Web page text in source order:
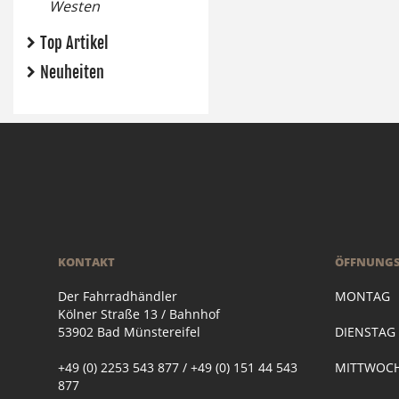
Westen
Top Artikel
Neuheiten
KONTAKT
Der Fahrradhändler
Kölner Straße 13 / Bahnhof
53902 Bad Münstereifel
+49 (0) 2253 543 877 / +49 (0) 151 44 543
877